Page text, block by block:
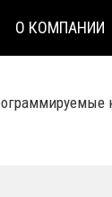
О КОМПАНИИ